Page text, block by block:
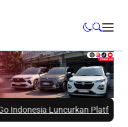
Luncurkan Platform TMS